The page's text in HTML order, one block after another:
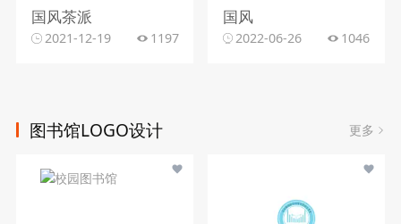
国风茶派
2021-12-19 1197
国风
2022-06-26 1046
图书馆LOGO设计 更多